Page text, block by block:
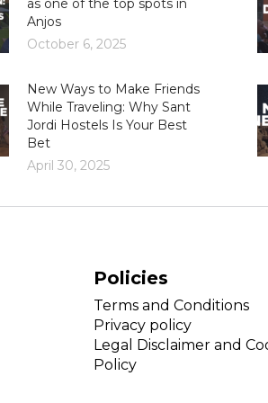
as one of the top spots in
Anjos
October 6, 2025
New Ways to Make Friends
While Traveling: Why Sant
Jordi Hostels Is Your Best
Bet
April 30, 2025
Policies
Terms and Conditions
Privacy policy
Legal Disclaimer and
Policy